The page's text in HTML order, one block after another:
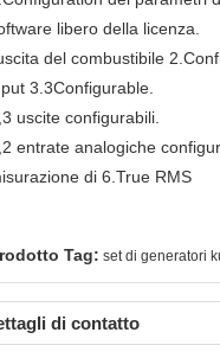
libero della licenza.
del combustibile
3.3Configurable.
uscite configurabili.
entrate analogiche
di 6.True RMS
Tag: set di generatori
di contatto